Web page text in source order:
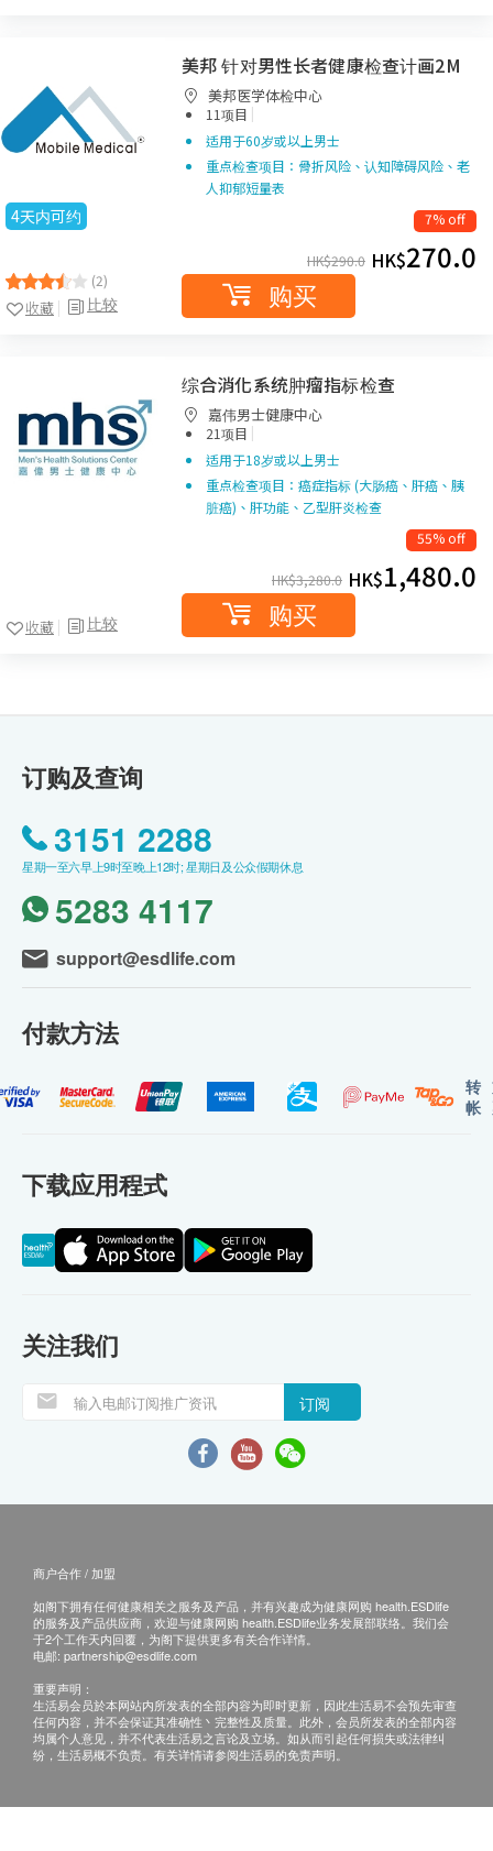
4天内可约
(2)
比较
收藏
美邦 针对男性长者健康检查计画2M
美邦医学体检中心
11项目 |
适用于60岁或以上男士
重点检查项目：骨折风险、认知障碍风险、老
人抑郁短量表
7% off
HK$290.0 HK$270.0
购买
比较
收藏
综合消化系统肿瘤指标检查
嘉伟男士健康中心
21项目 |
适用于18岁或以上男士
重点检查项目：癌症指标 (大肠癌、肝癌、胰
脏癌)、肝功能、乙型肝炎检查
55% off
HK$3,280.0 HK$1,480.0
购买
订购及查询
3151 2288
星期一至六早上9时至晚上12时; 星期日及公众假期休息
5283 4117
support@esdlife.com
付款方法
转
帐
下载应用程式
关注我们
订阅
商户合作 / 加盟
如阁下拥有任何健康相关之服务及产品，并有兴趣成为健康网购 health.ESDlife
的服务及产品供应商，欢迎与健康网购 health.ESDlife业务发展部联络。我们会
于2个工作天内回覆，为阁下提供更多有关合作详情。
电邮: partnership@esdlife.com
重要声明：
生活易会员於本网站内所发表的全部内容为即时更新，因此生活易不会预先审查
任何内容，并不会保证其准确性丶完整性及质量。此外，会员所发表的全部内容
均属个人意见，并不代表生活易之言论及立场。如从而引起任何损失或法律纠
纷，生活易概不负责。有关详情请参阅生活易的免责声明。